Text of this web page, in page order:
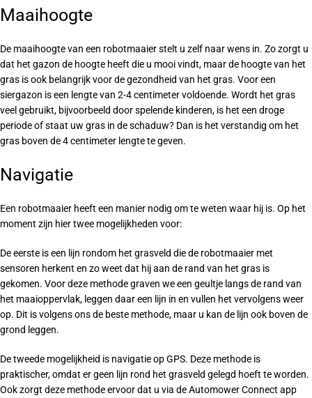
Maaihoogte
De maaihoogte van een robotmaaier stelt u zelf naar wens in. Zo zorgt u
dat het gazon de hoogte heeft die u mooi vindt, maar de hoogte van het
gras is ook belangrijk voor de gezondheid van het gras. Voor een
siergazon is een lengte van 2-4 centimeter voldoende. Wordt het gras
veel gebruikt, bijvoorbeeld door spelende kinderen, is het een droge
periode of staat uw gras in de schaduw? Dan is het verstandig om het
gras boven de 4 centimeter lengte te geven.
Navigatie
Een robotmaaier heeft een manier nodig om te weten waar hij is. Op het
moment zijn hier twee mogelijkheden voor:
De eerste is een lijn rondom het grasveld die de robotmaaier met
sensoren herkent en zo weet dat hij aan de rand van het gras is
gekomen. Voor deze methode graven we een geultje langs de rand van
het maaioppervlak, leggen daar een lijn in en vullen het vervolgens weer
op. Dit is volgens ons de beste methode, maar u kan de lijn ook boven de
grond leggen.
De tweede mogelijkheid is navigatie op GPS. Deze methode is
praktischer, omdat er geen lijn rond het grasveld gelegd hoeft te worden.
Ook zorgt deze methode ervoor dat u via de Automower Connect app